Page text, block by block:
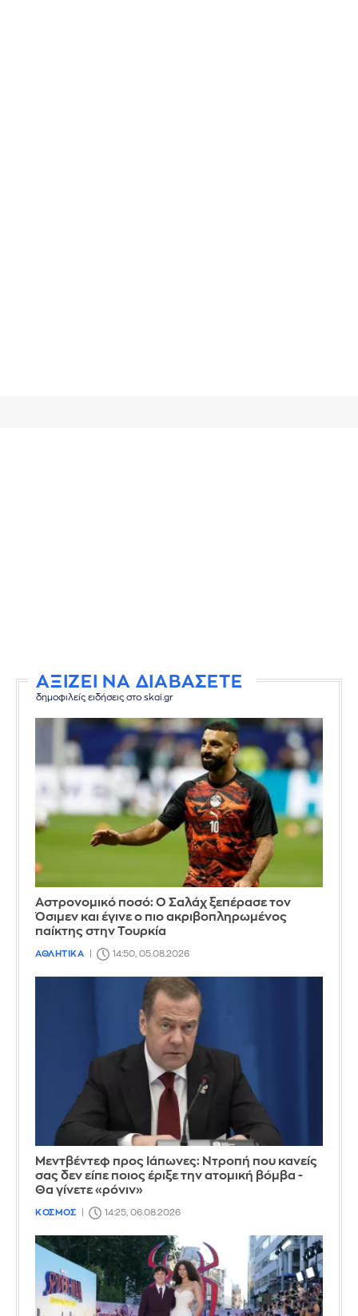
ΑΞΙΖΕΙ ΝΑ ΔΙΑΒΑΣΕΤΕ
δημοφιλείς ειδήσεις στο skai.gr
Αστρονομικό ποσό: Ο Σαλάχ ξεπέρασε τον
Όσιμεν και έγινε ο πιο ακριβοπληρωμένος
παίκτης στην Τουρκία
ΑΘΛΗΤΙΚΑ 14:50, 05.08.2026
Μεντβέντεφ προς Ιάπωνες: Ντροπή που κανείς
σας δεν είπε ποιος έριξε την ατομική βόμβα -
Θα γίνετε «ρόνιν»
ΚΟΣΜΟΣ 14:25, 06.08.2026